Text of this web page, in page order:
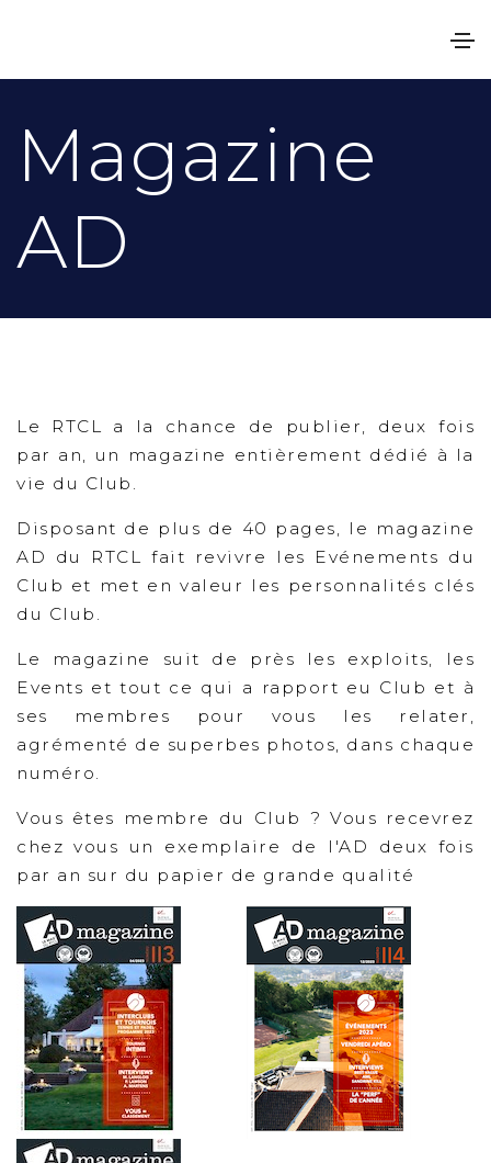
Magazine
AD
Le RTCL a la chance de publier, deux fois
par an, un magazine entièrement dédié à la
vie du Club.
Disposant de plus de 40 pages, le magazine
AD du RTCL fait revivre les Evénements du
Club et met en valeur les personnalités clés
du Club.
Le magazine suit de près les exploits, les
Events et tout ce qui a rapport eu Club et à
ses membres pour vous les relater,
agrémenté de superbes photos, dans chaque
numéro.
Vous êtes membre du Club ? Vous recevrez
chez vous un exemplaire de l'AD deux fois
par an sur du papier de grande qualité